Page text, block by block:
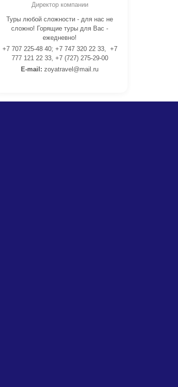
Директор компании
Туры любой сложности - для нас не
сложно! Горящие туры для Вас -
ежедневно!
+7 707 225-48 40; +7 747 320 22 33, +7
777 121 22 33, +7 (727) 275-29-00
E-mail: zoyatravel@mail.ru